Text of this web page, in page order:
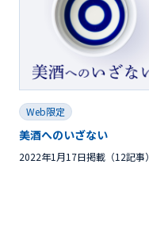
Web限定
美酒へのいざない
2022年1月17日掲載（12記事）